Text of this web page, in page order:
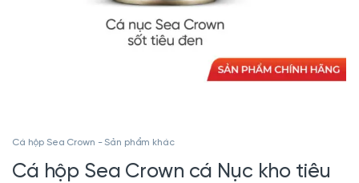
Cá hộp Sea Crown - Sản phẩm khác
Cá hộp Sea Crown cá Nục kho tiêu